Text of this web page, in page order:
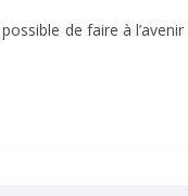
de faire à